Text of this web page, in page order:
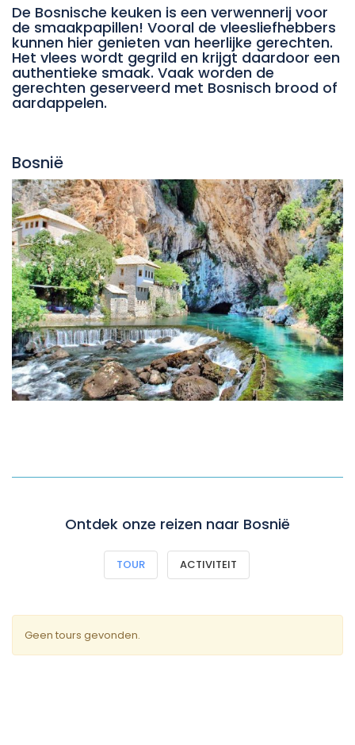
De Bosnische keuken is een verwennerij voor
de smaakpapillen! Vooral de vleesliefhebbers
kunnen hier genieten van heerlijke gerechten.
Het vlees wordt gegrild en krijgt daardoor een
authentieke smaak. Vaak worden de
gerechten geserveerd met Bosnisch brood of
aardappelen.
Bosnië
Ontdek onze reizen naar Bosnië
TOUR ACTIVITEIT
Geen tours gevonden.